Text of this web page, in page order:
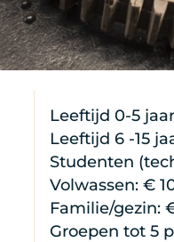
Leeftijd 0-5
Leeftijd 6 -15
Studenten
Volwassen: €
Familie/gezin:
Groepen tot 5